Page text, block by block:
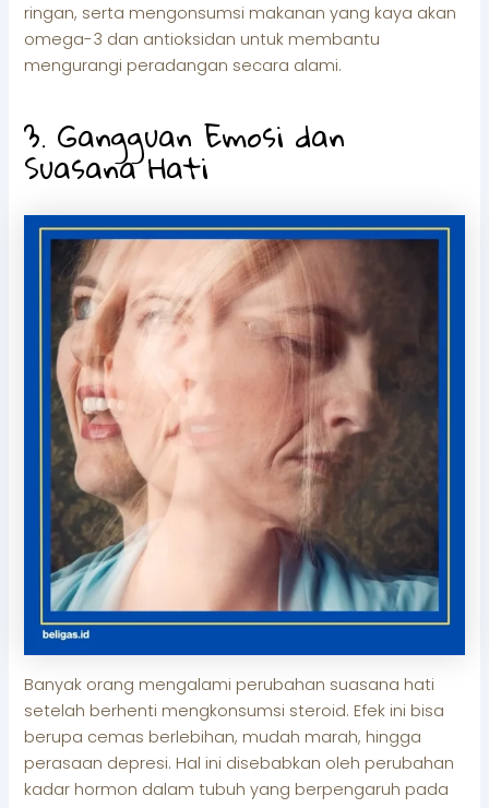
ringan, serta mengonsumsi makanan yang kaya akan
omega-3 dan antioksidan untuk membantu
mengurangi peradangan secara alami.
3. Gangguan Emosi dan
Suasana Hati
Banyak orang mengalami perubahan suasana hati
setelah berhenti mengkonsumsi steroid. Efek ini bisa
berupa cemas berlebihan, mudah marah, hingga
perasaan depresi. Hal ini disebabkan oleh perubahan
kadar hormon dalam tubuh yang berpengaruh pada